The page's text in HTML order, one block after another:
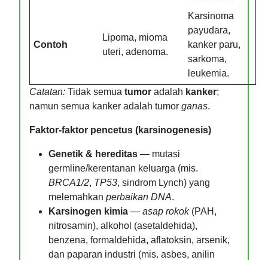
Contoh
Lipoma, mioma
uteri, adenoma.
Karsinoma
payudara,
kanker paru,
sarkoma,
leukemia.
Catatan: Tidak semua tumor adalah kanker;
namun semua kanker adalah tumor ganas.
Faktor-faktor pencetus (karsinogenesis)
Genetik & hereditas — mutasi
germline/kerentanan keluarga (mis.
BRCA1/2, TP53, sindrom Lynch) yang
melemahkan perbaikan DNA.
Karsinogen kimia — asap rokok(PAH,
nitrosamin), alkohol (asetaldehida),
benzena, formaldehida, aflatoksin, arsenik,
dan paparan industri (mis. asbes, anilin